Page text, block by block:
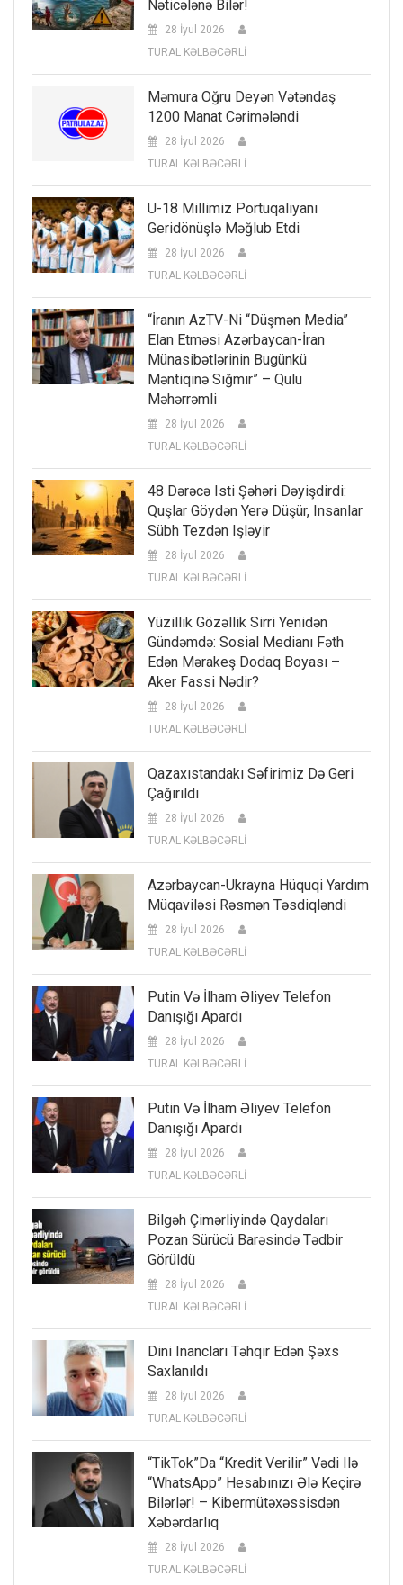
Nəticələnə Bilər!
28 İyul 2026
TURAL KƏLBƏCƏRLİ
Məmura Oğru Deyən Vətəndaş
1200 Manat Cərimələndi
28 İyul 2026
TURAL KƏLBƏCƏRLİ
U-18 Millimiz Portuqaliyanı
Geridönüşlə Məğlub Etdi
28 İyul 2026
TURAL KƏLBƏCƏRLİ
“İranın AzTV-Ni “düşmən Media”
Elan Etməsi Azərbaycan-İran
Münasibətlərinin Bugünkü
Məntiqinə Sığmır” – Qulu
Məhərrəmli
28 İyul 2026
TURAL KƏLBƏCƏRLİ
48 Dərəcə Isti Şəhəri Dəyişdirdi:
Quşlar Göydən Yerə Düşür, Insanlar
Sübh Tezdən Işləyir
28 İyul 2026
TURAL KƏLBƏCƏRLİ
Yüzillik Gözəllik Sirri Yenidən
Gündəmdə: Sosial Medianı Fəth
Edən Mərakeş Dodaq Boyası –
Aker Fassi Nədir?
28 İyul 2026
TURAL KƏLBƏCƏRLİ
Qazaxıstandakı Səfirimiz Də Geri
Çağırıldı
28 İyul 2026
TURAL KƏLBƏCƏRLİ
Azərbaycan-Ukrayna Hüquqi Yardım
Müqaviləsi Rəsmən Təsdiqləndi
28 İyul 2026
TURAL KƏLBƏCƏRLİ
Putin Və İlham Əliyev Telefon
Danışığı Apardı
28 İyul 2026
TURAL KƏLBƏCƏRLİ
Putin Və İlham Əliyev Telefon
Danışığı Apardı
28 İyul 2026
TURAL KƏLBƏCƏRLİ
Bilgəh Çimərliyində Qaydaları
Pozan Sürücü Barəsində Tədbir
Görüldü
28 İyul 2026
TURAL KƏLBƏCƏRLİ
Dini Inancları Təhqir Edən Şəxs
Saxlanıldı
28 İyul 2026
TURAL KƏLBƏCƏRLİ
“TikTok”da “kredit Verilir” Vədi Ilə
“WhatsApp” Hesabınızı Ələ Keçirə
Bilərlər! – Kibermütəxəssisdən
Xəbərdarlıq
28 İyul 2026
TURAL KƏLBƏCƏRLİ